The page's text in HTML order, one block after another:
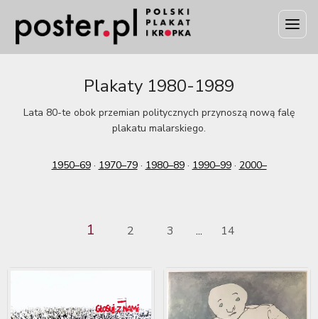
Plakaty 1980-1989
Lata 80-te obok przemian politycznych przynoszą nową falę
plakatu malarskiego.
1950–69· 1970–79· 1980–89· 1990–99· 2000–
1 2 3 ... 14